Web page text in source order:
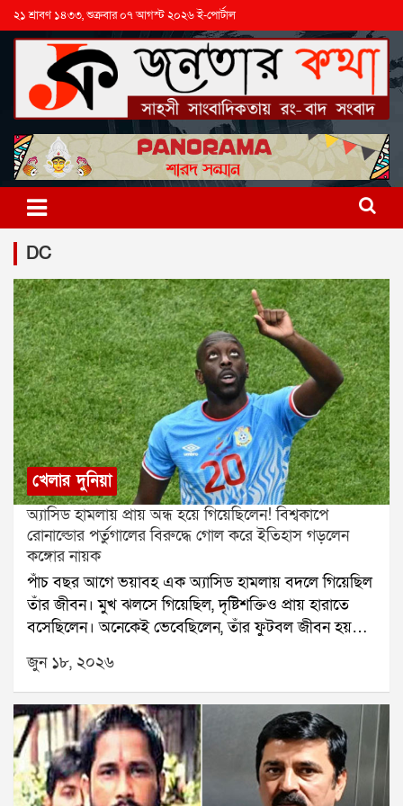
২১ শ্রাবণ ১৪৩৩, শুক্রবার ০৭ আগস্ট ২০২৬ ই-পোর্টাল
DC
খেলার দুনিয়া
অ্যাসিড হামলায় প্রায় অন্ধ হয়ে গিয়েছিলেন! বিশ্বকাপে
রোনাল্ডোর পর্তুগালের বিরুদ্ধে গোল করে ইতিহাস গড়লেন
কঙ্গোর নায়ক
পাঁচ বছর আগে ভয়াবহ এক অ্যাসিড হামলায় বদলে গিয়েছিল
তাঁর জীবন। মুখ ঝলসে গিয়েছিল, দৃষ্টিশক্তিও প্রায় হারাতে
বসেছিলেন। অনেকেই ভেবেছিলেন, তাঁর ফুটবল জীবন হয়তো
আঘাত। আজ সেই ফুটবলারই বিশ্বকাপের মঞ্চে ইতিহাস গড়ে
কোটি মানুষের অনুপ্রেরণা হয়ে উঠেছেন।কঙ্গোর তারকা
ইয়োয়ান উইসার জীবন যেন এক রূপকথার গল্প। বিশ্বকাপে
পর্তুগালের বিরুদ্ধে তাঁর করা একটি গোল শুধু ম্যাচে সমতা
ফেরায়নি, ইতিহাসও তৈরি করেছে। বিশ্বকাপে কঙ্গোর হয়ে
প্রথম গোল করার কৃতিত্ব এখন তাঁর নামের পাশে।ম্যাচের
জুন ১৮, ২০২৬